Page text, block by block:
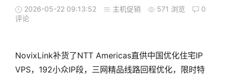
2026-05-22 09:13:52 主机促销 571 浏览
0
评论
NovixLink补货了NTT Americas直供中国优化住宅IP
VPS，192小众IP段，三网精品线路回程优化，限时特